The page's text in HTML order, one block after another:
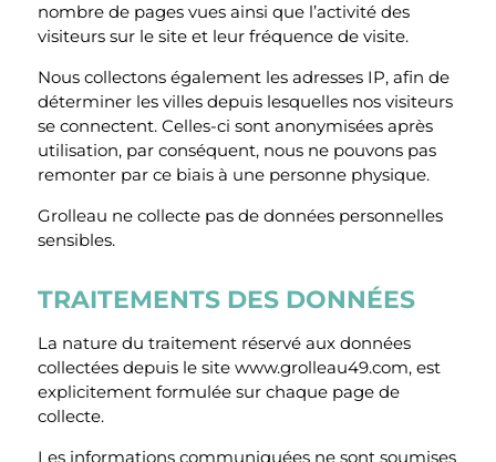
nombre de pages vues ainsi que l’activité des
visiteurs sur le site et leur fréquence de visite.
Nous collectons également les adresses IP, afin de
déterminer les villes depuis lesquelles nos visiteurs
se connectent. Celles-ci sont anonymisées après
utilisation, par conséquent, nous ne pouvons pas
remonter par ce biais à une personne physique.
Grolleau ne collecte pas de données personnelles
sensibles.
TRAITEMENTS DES DONNÉES
La nature du traitement réservé aux données
collectées depuis le site www.grolleau49.com, est
explicitement formulée sur chaque page de
collecte.
Les informations communiquées ne sont soumises